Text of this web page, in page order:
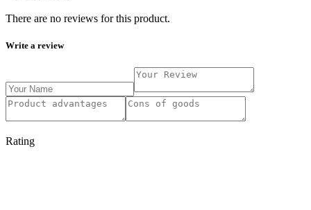
There are no reviews for this product.
Write a review
Rating